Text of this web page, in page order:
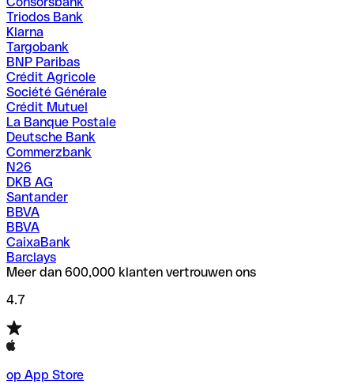
Triodos Bank
Klarna
Targobank
BNP Paribas
Crédit Agricole
Société Générale
Crédit Mutuel
La Banque Postale
Deutsche Bank
Commerzbank
N26
DKB AG
Santander
BBVA
BBVA
CaixaBank
Barclays
Meer dan 600,000 klanten vertrouwen ons
4.7
op App Store